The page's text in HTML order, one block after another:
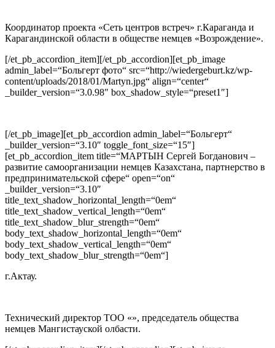
Координатор проекта «Сеть центров встреч» г.Караганда и
Карагандинской области в обществе немцев «Возрождение».
[/et_pb_accordion_item][/et_pb_accordion][et_pb_image
admin_label=“Больгерт фото“ src=“http://wiedergeburt.kz/wp-
content/uploads/2018/01/Martyn.jpg“ align=“center“
_builder_version=“3.0.98″ box_shadow_style=“preset1″]
[/et_pb_image][et_pb_accordion admin_label=“Больгерт“
_builder_version=“3.10″ toggle_font_size=“15″]
[et_pb_accordion_item title=“МАРТЫН Сергей Богданович –
развитие самоорганизации немцев Казахстана, партнерство в
предпринимательской сфере“ open=“on“
_builder_version=“3.10″
title_text_shadow_horizontal_length=“0em“
title_text_shadow_vertical_length=“0em“
title_text_shadow_blur_strength=“0em“
body_text_shadow_horizontal_length=“0em“
body_text_shadow_vertical_length=“0em“
body_text_shadow_blur_strength=“0em“]
г.Актау.
Технический директор ТОО «», председатель общества
немцев Мангистауской олбасти.